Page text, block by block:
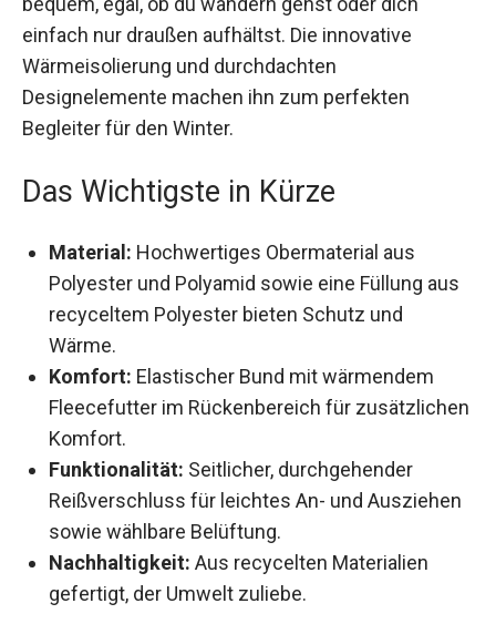
einfach nur draußen aufhältst. Die innovative
Wärmeisolierung und durchdachten
Designelemente machen ihn zum perfekten
Begleiter für den Winter.
Das Wichtigste in Kürze
Polyester und Polyamid sowie eine Füllung
aus recyceltem Polyester bieten Schutz und
Wärme.
Komfort:
Fleecefutter im Rückenbereich für
zusätzlichen Komfort.
Funktionalität:
Reißverschluss für leichtes An- und
Ausziehen sowie wählbare Belüftung.
Nachhaltigkeit: Aus recycelten Materialien
gefertigt, der Umwelt zuliebe.